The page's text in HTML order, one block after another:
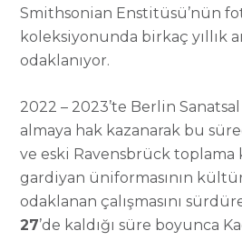
Smithsonian Enstitüsü’nün
koleksiyonunda birkaç yıllık
odaklanıyor.
2022 – 2023’te Berlin
almaya hak kazanarak bu
ve eski Ravensbrück toplama
gardiyan üniformasının
odaklanan çalışmasını
27’de kaldığı süre boyunca